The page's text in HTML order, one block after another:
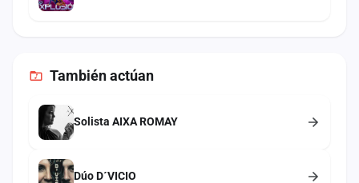
Tambiénactúan
Solista AIXA ROMAY
Dúo D´VICIO